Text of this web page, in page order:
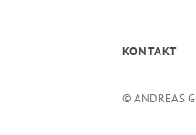
KONTAKT
© ANDREAS